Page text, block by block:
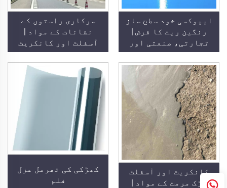
ایپوکسی خود سطح ساز
رنگین ریت کا فرش |
تجارتی، صنعتی اور
اعلیٰ درجے کے رہائشی
منصوبوں کے لیے
سرکاری راستوں کے
نشانات کے مواد |
آسفلٹ اور کانکریٹ
کے راستوں پر ٹریفک
لائن اور نشانات کے
لیے
کانکریٹ اور آسفلٹ
سڑک مرمت کے مواد |
کھڑکی کی تھرمل عزل
فلم